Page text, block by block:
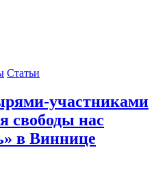
Статьи
участниками
свободы нас
в Виннице